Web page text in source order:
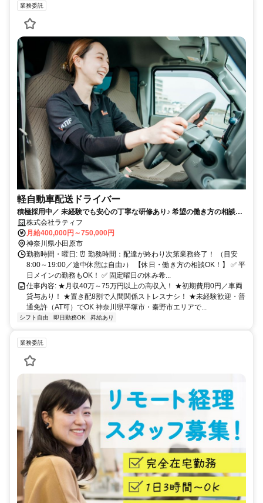
業務委託
軽自動車配送ドライバー
積極採用中／ 未経験でも安心の丁寧な研修あり♪ 希望の働き方の相談
OK! 収入UPも目指せます! 思いやりの心を大切にする会社です!
株式会社ラティフ
月給400,000円～750,000円
神奈川県小田原市
勤務時間・曜日: ⏰ 勤務時間：配達が終わり次第業務終了！ （目安
8:00～19:00／途中休憩は自由♪） 【休日・働き方の相談OK！】 ✅ 平
日メインの勤務もOK！ ✅ 固定曜日の休み希...
仕事内容: ★月収40万～75万円以上の高収入！ ★初期費用0円／車両
貸与あり！ ★置き配8割で人間関係ストレスナシ！ ★未経験歓迎・普
通免許（AT可）でOK 神奈川県平塚市・秦野市エリアで...
シフト自由 即日勤務OK 昇給あり
業務委託